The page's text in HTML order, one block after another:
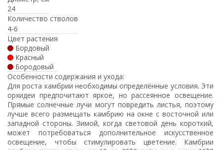
24
Количество стволов
4-6
Цвет растения
Бордовый
Красный
Бородовый
Особенности содержания и ухода:
Для роста камбрии необходимы определённые условия. Эти
орхидеи предпочитают яркое, но рассеянное освещение.
Прямые солнечные лучи могут повредить листья, поэтому
лучше всего размещать камбрию на окне с восточной или
западной стороны. Зимой, когда световой день короткий,
может потребоваться дополнительное искусственное
освещение, чтобы стимулировать цветение. Камбрии